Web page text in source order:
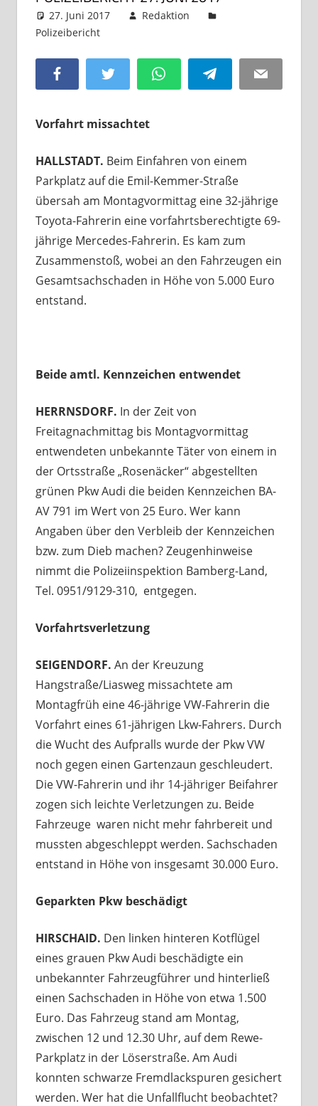
27. Juni 2017
Redaktion
Polizeibericht
Facebook Twitter WhatsAppTelegram Email
Vorfahrt missachtet
HALLSTADT. Beim Einfahren von einem
Parkplatz auf die Emil-Kemmer-Straße
übersah am Montagvormittag eine 32-jährige
Toyota-Fahrerin eine vorfahrtsberechtigte 69-
jährige Mercedes-Fahrerin. Es kam zum
Zusammenstoß, wobei an den Fahrzeugen ein
Gesamtsachschaden in Höhe von 5.000 Euro
entstand.
Beide amtl. Kennzeichen entwendet
HERRNSDORF. In der Zeit von
Freitagnachmittag bis Montagvormittag
entwendeten unbekannte Täter von einem in
der Ortsstraße „Rosenäcker“ abgestellten
grünen Pkw Audi die beiden Kennzeichen BA-
AV 791 im Wert von 25 Euro. Wer kann
Angaben über den Verbleib der Kennzeichen
bzw. zum Dieb machen? Zeugenhinweise
nimmt die Polizeiinspektion Bamberg-Land,
Tel. 0951/9129-310, entgegen.
Vorfahrtsverletzung
SEIGENDORF. An der Kreuzung
Hangstraße/Liasweg missachtete am
Montagfrüh eine 46-jährige VW-Fahrerin die
Vorfahrt eines 61-jährigen Lkw-Fahrers. Durch
die Wucht des Aufpralls wurde der Pkw VW
noch gegen einen Gartenzaun geschleudert.
Die VW-Fahrerin und ihr 14-jähriger Beifahrer
zogen sich leichte Verletzungen zu. Beide
Fahrzeuge waren nicht mehr fahrbereit und
mussten abgeschleppt werden. Sachschaden
entstand in Höhe von insgesamt 30.000 Euro.
Geparkten Pkw beschädigt
HIRSCHAID. Den linken hinteren Kotflügel
eines grauen Pkw Audi beschädigte ein
unbekannter Fahrzeugführer und hinterließ
einen Sachschaden in Höhe von etwa 1.500
Euro. Das Fahrzeug stand am Montag,
zwischen 12 und 12.30 Uhr, auf dem Rewe-
Parkplatz in der Löserstraße. Am Audi
konnten schwarze Fremdlackspuren gesichert
werden. Wer hat die Unfallflucht beobachtet?